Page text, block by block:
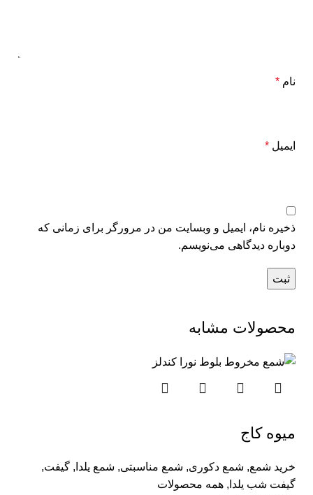
نام *
ایمیل *
ذخیره نام، ایمیل و وبسایت من در مرورگر برای زمانی که
دوباره دیدگاهی می‌نویسم.
محصولات مشابه
میوه کاج
خرید شمع, شمع دکوری, شمع مناسبتی, شمع یلدا , گیفت,
گیفت شب یلدا , همه محصولات